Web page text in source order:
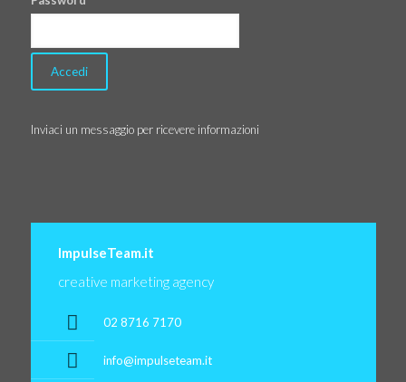
Inviaci un messaggio per ricevere informazioni
ImpulseTeam.it
creative marketing agency
02 8716 7170
info@impulseteam.it